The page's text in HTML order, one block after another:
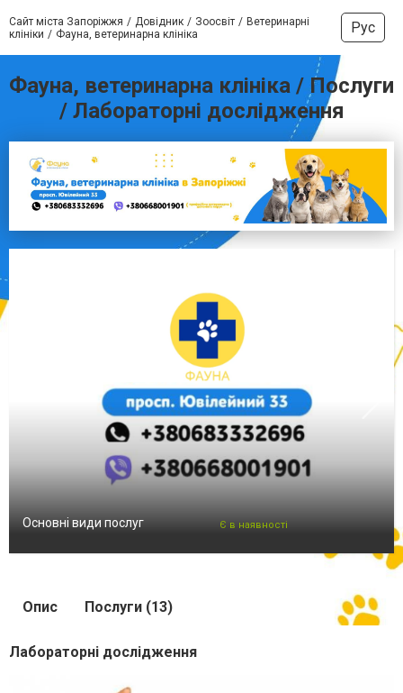
Сайт міста Запоріжжя Довідник Зоосвіт
Ветеринарні
клініки
Фауна, ветеринарна клініка Рус
Фауна, ветеринарна клініка / Послуги
/ Лабораторні дослідження
Основні види послуг Є в наявності
Опис Послуги (13)
Лабораторні дослідження